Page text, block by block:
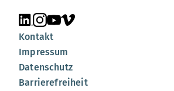
Unsere Seite auf LinkedIn
Unsere Seite auf Instagram
Unsere Seite auf YouTube
Unsere Seite auf Vimeo
Kontakt
Impressum
Datenschutz
Barrierefreiheit